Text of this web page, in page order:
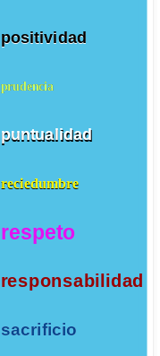
positividad
prudencia
puntualidad
reciedumbre
respeto
responsabilidad
sacrificio